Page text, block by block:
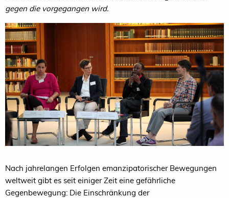
gegen die vorgegangen wird.
Nach jahrelangen Erfolgen emanzipatorischer Bewegungen
weltweit gibt es seit einiger Zeit eine gefährliche
Gegenbewegung: Die Einschränkung der